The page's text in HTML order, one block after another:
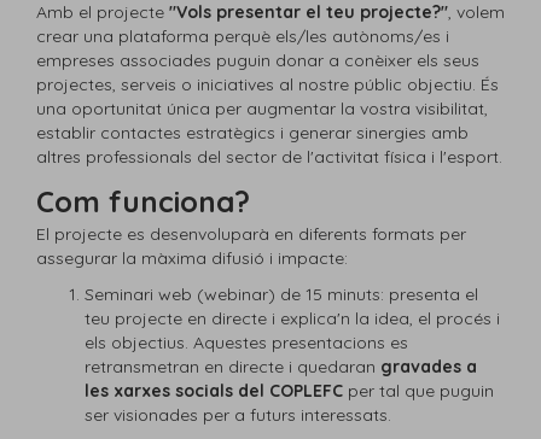
Amb el projecte "Vols presentar el teu projecte?", volem
crear una plataforma perquè els/les autònoms/es i
empreses associades puguin donar a conèixer els seus
projectes, serveis o iniciatives al nostre públic objectiu. És
una oportunitat única per augmentar la vostra visibilitat,
establir contactes estratègics i generar sinergies amb
altres professionals del sector de l'activitat física i l'esport.
Com funciona?
El projecte es desenvoluparà en diferents formats per
assegurar la màxima difusió i impacte:
Seminari web (webinar) de 15 minuts: presenta el
teu projecte en directe i explica'n la idea, el procés i
els objectius. Aquestes presentacions es
retransmetran en directe i quedaran gravades a
les xarxes socials del COPLEFC per tal que puguin
ser visionades per a futurs interessats.